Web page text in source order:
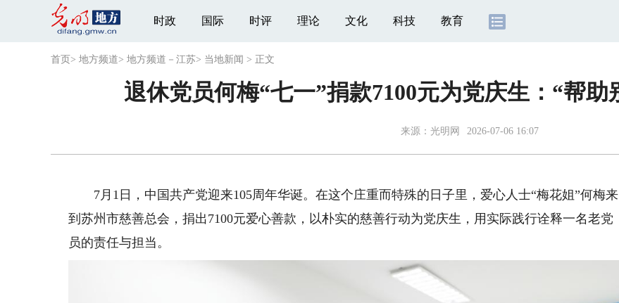
时政 国际 时评 理论 文化 科技 教育
首页 > 地方频道> 地方频道－江苏> 当地新闻 > 正文
退休党员何梅“七一”捐款7100元为党庆生：“帮
来源： 光明网 2026-07-06 16:07
7月1日，中国共产党迎来105周年华诞。在这个庄重而特殊的日子里，爱心人士“梅花姐”何梅来
到苏州市慈善总会，捐出7100元爱心善款，以朴实的慈善行动为党庆生，用实际践行诠释一名老党
员的责任与担当。